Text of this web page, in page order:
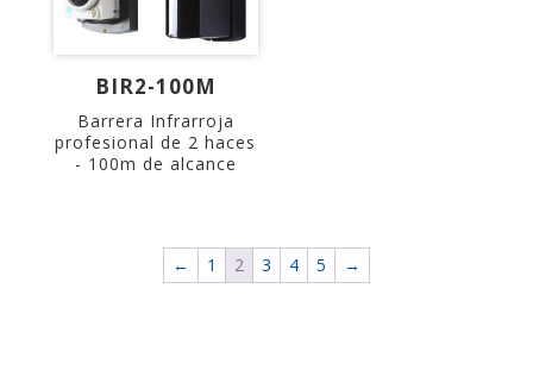
BIR2-100M
Barrera Infrarroja
profesional de 2 haces
- 100m de alcance
← 1 2 3 4 5 →